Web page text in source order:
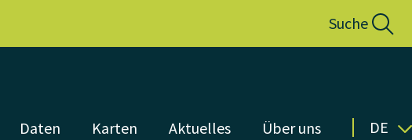
Suche
Daten Karten Aktuelles Über uns DE